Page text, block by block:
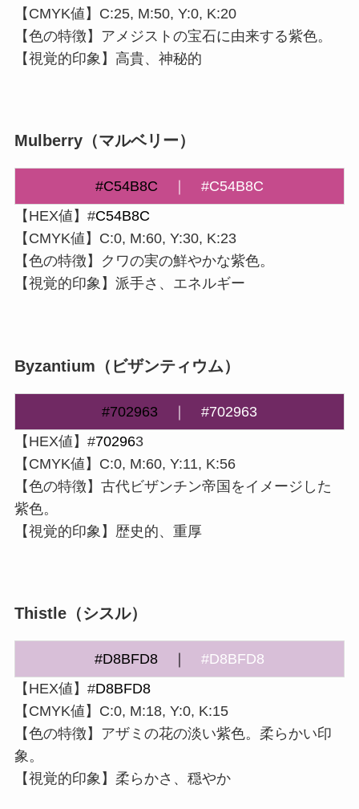
【CMYK値】C:25, M:50, Y:0, K:20
【色の特徴】アメジストの宝石に由来する紫色。
【視覚的印象】高貴、神秘的
Mulberry（マルベリー）
#C54B8C
#C54B8C
【HEX値】#C54B8C
【CMYK値】C:0, M:60, Y:30, K:23
【色の特徴】クワの実の鮮やかな紫色。
【視覚的印象】派手さ、エネルギー
Byzantium（ビザンティウム）
#702963 ｜
#702963
【HEX値】#702963
【CMYK値】C:0, M:60, Y:11, K:56
【色の特徴】古代ビザンチン帝国をイメージした
紫色。
【視覚的印象】歴史的、重厚
Thistle（シスル）
#D8BFD8｜
#D8BFD8
【HEX値】#D8BFD8
【CMYK値】C:0, M:18, Y:0, K:15
【色の特徴】アザミの花の淡い紫色。柔らかい印
象。
【視覚的印象】柔らかさ、穏やか